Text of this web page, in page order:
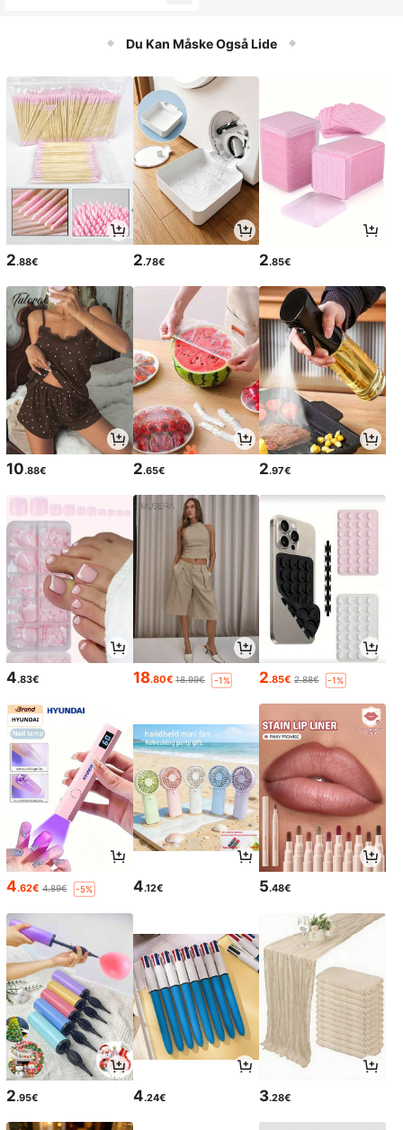
Du Kan Måske Også Lide
2.88€ 2.78€ 2.85€
10.88€ 2.65€ 2.97€
4.83€ 18.80€ 18.99€ -1% 2.85€ 2.88€ -1%
4.62€ 4.89€ -5% 4.12€ 5.48€
2.95€ 4.24€ 3.28€